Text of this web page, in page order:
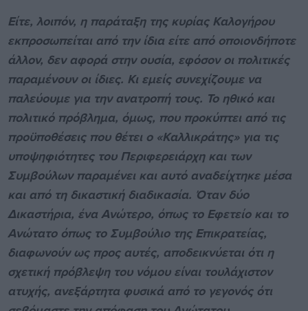
Είτε, λοιπόν, η παράταξη της κυρίας Καλογήρου
εκπροσωπείται από την ίδια είτε από οποιονδήποτε
άλλον, δεν αφορά στην ουσία, εφόσον οι πολιτικές
παραμένουν οι ίδιες. Κι εμείς συνεχίζουμε να
παλεύουμε για την ανατροπή τους. Το ηθικό και
πολιτικό πρόβλημα, όμως, που προκύπτει από τις
προϋποθέσεις που θέτει ο «Καλλικράτης» για τις
υποψηφιότητες του Περιφερειάρχη και των
Συμβούλων παραμένει και αυτό αναδείχτηκε μέσα
και από τη δικαστική διαδικασία. Όταν δύο
Δικαστήρια, ένα Ανώτερο, όπως το Εφετείο και το
Ανώτατο όπως το Συμβούλιο της Επικρατείας,
διαφωνούν ως προς αυτές, αποδεικνύεται ότι η
σχετική πρόβλεψη του νόμου είναι τουλάχιστον
ατυχής, ανεξάρτητα φυσικά από το γεγονός ότι